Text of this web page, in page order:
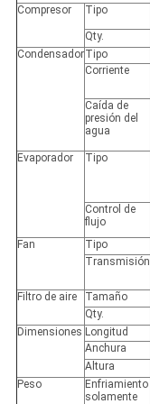
Compresor
Tipo
Qty.
CondensadorTipo
Corriente
Caída de
presión del
agua
Evaporador Tipo
Control de
flujo
Fan Tipo
Transmisión
Filtro de aire Tamaño
Qty.
Dimensiones Longitud
Anchura
Altura
Peso
Enfriamiento
solamente